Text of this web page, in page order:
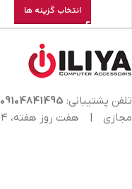
انتخاب گزینه ها
تلفن پشتیبانی: 09104841495
مجازی
| هفت روز هفته، ۲۴ ساعت شبانه‌روز پاسخگوی شما هستیم.